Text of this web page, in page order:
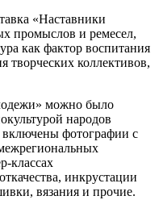
«Наставники
промыслов и ремесел,
как фактор воспитания
творческих коллективов,
можно было
народов
фотографии с
классах
инкрустации
вязания и прочие.